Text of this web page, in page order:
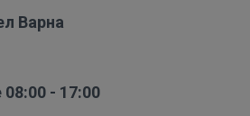
Варна
- 17:00